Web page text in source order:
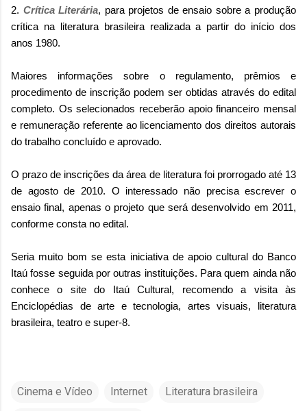
2. Crítica Literária, para projetos de ensaio sobre a produção
crítica na literatura brasileira realizada a partir do início dos
anos 1980.
Maiores informações sobre o regulamento, prêmios e
procedimento de inscrição podem ser obtidas através do edital
completo. Os selecionados receberão apoio financeiro mensal
e remuneração referente ao licenciamento dos direitos autorais
do trabalho concluído e aprovado.
O prazo de inscrições da área de literatura foi prorrogado até 13
de agosto de 2010. O interessado não precisa escrever o
ensaio final, apenas o projeto que será desenvolvido em 2011,
conforme consta no edital.
Seria muito bom se esta iniciativa de apoio cultural do Banco
Itaú fosse seguida por outras instituições. Para quem ainda não
conhece o site do Itaú Cultural, recomendo a visita às
Enciclopédias de arte e tecnologia, artes visuais, literatura
brasileira, teatro e super-8.
Cinema e Vídeo Internet Literatura brasileira